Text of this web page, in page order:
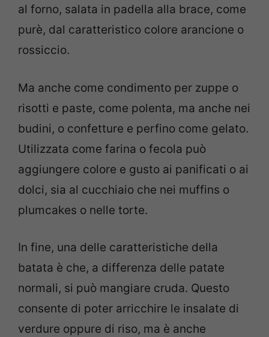
al forno, salata in padella alla brace, come
purè, dal caratteristico colore arancione o
rossiccio.
Ma anche come condimento per zuppe o
risotti e paste, come polenta, ma anche nei
budini, o confetture e perfino come gelato.
Utilizzata come farina o fecola può
aggiungere colore e gusto ai panificati o ai
dolci, sia al cucchiaio che nei muffins o
plumcakes o nelle torte.
In fine, una delle caratteristiche della
batata è che, a differenza delle patate
normali, si può mangiare cruda. Questo
consente di poter arricchire le insalate di
verdure oppure di riso, ma è anche